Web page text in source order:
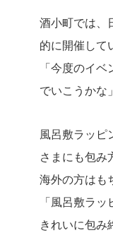
酒小町では、
的に開催して
「今度のイ
でいこうかな
風呂敷ラッピ
さまにも包み
海外の方はも
「風呂敷ラ
きれいに包み